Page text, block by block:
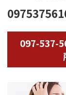
097-537-